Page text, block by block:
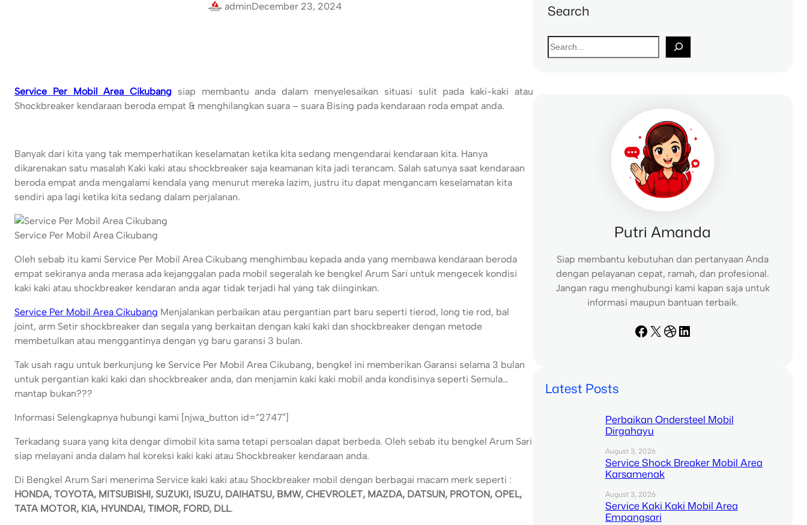
adminDecember 23, 2024
Service Per Mobil Area Cikubang siap membantu anda dalam menyelesaikan situasi sulit pada kaki-kaki atau
Shockbreaker kendaraan beroda empat & menghilangkan suara – suara Bising pada kendaraan roda empat anda.
Banyak dari kita yang tak memperhatikan keselamatan ketika kita sedang mengendarai kendaraan kita. Hanya
dikarenakan satu masalah Kaki kaki atau shockbreaker saja keamanan kita jadi terancam. Salah satunya saat kendaraan
beroda empat anda mengalami kendala yang menurut mereka lazim, justru itu dapat mengancam keselamatan kita
sendiri apa lagi ketika kita sedang dalam perjalanan.
Service Per Mobil Area Cikubang
Oleh sebab itu kami Service Per Mobil Area Cikubang menghimbau kepada anda yang membawa kendaraan beroda
empat sekiranya anda merasa ada kejanggalan pada mobil segeralah ke bengkel Arum Sari untuk mengecek kondisi
kaki kaki atau shockbreaker kendaran anda agar tidak terjadi hal yang tak diinginkan.
Service Per Mobil Area Cikubang Menjalankan perbaikan atau pergantian part baru seperti tierod, long tie rod, bal
joint, arm Setir shockbreaker dan segala yang berkaitan dengan kaki kaki dan shockbreaker dengan metode
membetulkan atau menggantinya dengan yg baru garansi 3 bulan.
Tak usah ragu untuk berkunjung ke Service Per Mobil Area Cikubang, bengkel ini memberikan Garansi selama 3 bulan
untuk pergantian kaki kaki dan shockbreaker anda, dan menjamin kaki kaki mobil anda kondisinya seperti Semula…
mantap bukan???
Informasi Selengkapnya hubungi kami [njwa_button id=”2747″]
Terkadang suara yang kita dengar dimobil kita sama tetapi persoalan dapat berbeda. Oleh sebab itu bengkel Arum Sari
siap melayani anda dalam hal koreksi kaki kaki atau Shockbreaker kendaraan anda.
Di Bengkel Arum Sari menerima Service kaki kaki atau Shockbreaker mobil dengan berbagai macam merk seperti :
HONDA, TOYOTA, MITSUBISHI, SUZUKI, ISUZU, DAIHATSU, BMW, CHEVROLET, MAZDA, DATSUN, PROTON, OPEL,
TATA MOTOR, KIA, HYUNDAI, TIMOR, FORD, DLL.
Search
S
e
Putri Amanda
Siap membantu kebutuhan dan pertanyaan Anda
dengan pelayanan cepat, ramah, dan profesional.
Jangan ragu menghubungi kami kapan saja untuk
informasi maupun bantuan terbaik.
Facebook X Dribbble LinkedIn
Latest Posts
Perbaikan Ondersteel Mobil
Dirgahayu
August 3, 2026
Service Shock Breaker Mobil Area
Karsamenak
August 3, 2026
Service Kaki Kaki Mobil Area
Empangsari